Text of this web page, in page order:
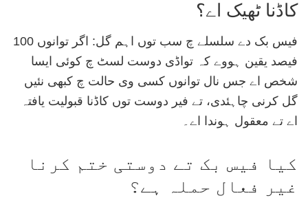
کاڈنا ٹھیک اے؟
فیس بک دے سلسلے چ سب توں اہم گل: اگر توانوں 100
فیصد یقین ہووے کہ تواڈی دوست لسٹ چ کوئی ایسا
شخص اے جس نال توانوں کسی وی حالت چ کبھی نئیں
گل کرنی چاہئدی، تے فیر دوست توں کاڈنا قبولیت یافتہ
اے تے معقول ہوندا اے۔
کیا فیس بک تے دوستی ختم کرنا
غیر فعال حملہ ہے؟